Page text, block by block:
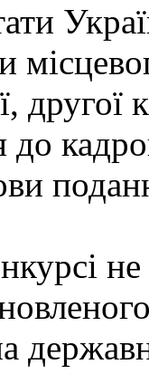
другої
до